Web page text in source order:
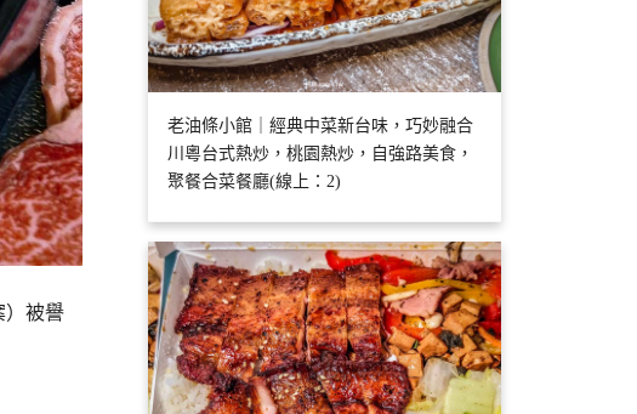
）被譽
老油條小館｜經典中菜新台味，巧妙融合
川粵台式熱炒，桃園熱炒，自強路美食，
聚餐合菜餐廳(線上：2)